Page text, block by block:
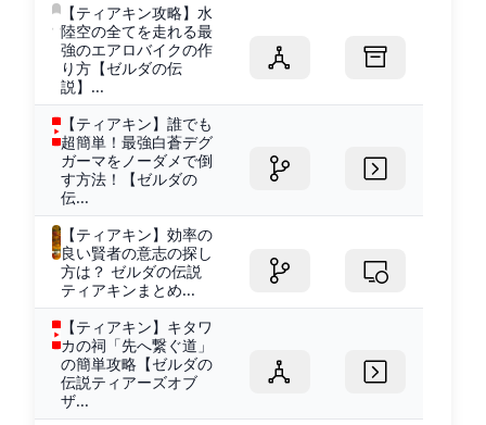
【ティアキン攻略】水
陸空の全てを走れる最
強のエアロバイクの作
り方【ゼルダの伝
説】...
【ティアキン】誰でも
超簡単！最強白蒼デグ
ガーマをノーダメで倒
す方法！【ゼルダの
伝...
【ティアキン】効率の
良い賢者の意志の探し
方は？ ゼルダの伝説
ティアキンまとめ...
【ティアキン】キタワ
カの祠「先へ繋ぐ道」
の簡単攻略【ゼルダの
伝説ティアーズオブ
ザ...